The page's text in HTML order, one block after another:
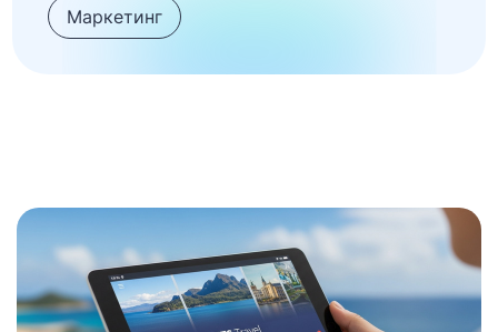
Маркетинг